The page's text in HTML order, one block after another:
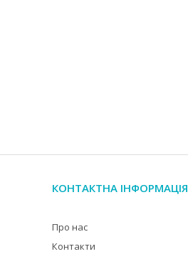
КОНТАКТНА ІНФОРМАЦІЯ
Про нас
Контакти